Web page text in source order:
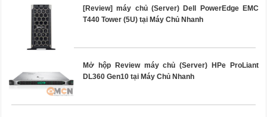
[Review] máy chủ (Server) Dell PowerEdge EMC
T440 Tower (5U) tại Máy Chủ Nhanh
Mở hộp Review máy chủ (Server) HPe ProLiant
DL360 Gen10 tại Máy Chủ Nhanh